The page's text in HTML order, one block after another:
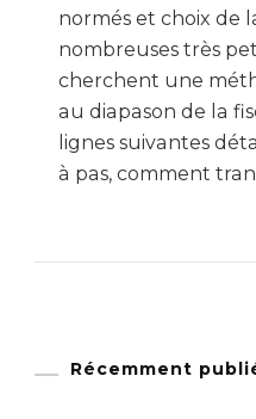
normés et choix de
nombreuses très
cherchent une
au diapason de la
lignes suivantes
à pas, comment
Récemment